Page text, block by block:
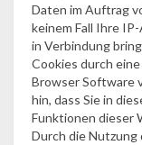
Daten im Auftrag
keinem Fall Ihre
in Verbindung
Cookies durch
Browser Software
hin, dass Sie in
Funktionen dieser
Durch die Nutzung